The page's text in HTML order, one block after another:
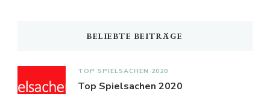
BELIEBTE BEITRÄGE
TOP SPIELSACHEN 2020
Top Spielsachen 2020